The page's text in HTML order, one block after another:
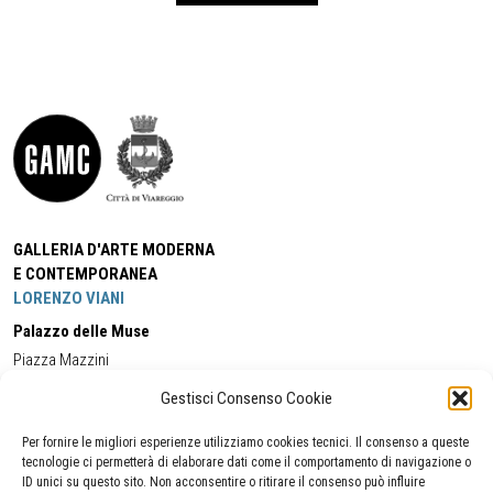
Gestisci Consenso Cookie
Per fornire le migliori esperienze utilizziamo cookies tecnici. Il consenso a queste
tecnologie ci permetterà di elaborare dati come il comportamento di navigazione o
ID unici su questo sito. Non acconsentire o ritirare il consenso può influire
GALLERIA D'ARTE MODERNA
E CONTEMPORANEA
LORENZO VIANI
Palazzo delle Muse
Piazza Mazzini
Cell:+39 338 5714978 (orario apertura Galleria)
Tel:
+39 0584 944580
(orario 09.00/13.00)
Email:gamc@comune.viareggio.lu.it